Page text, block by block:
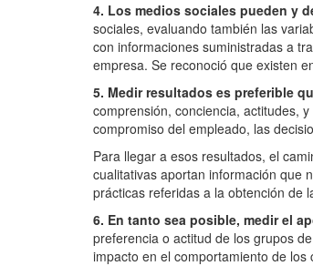
4. Los medios sociales pueden y
sociales, evaluando también las
con informaciones suministradas a
empresa. Se reconoció que existen
5. Medir resultados es preferible
comprensión, conciencia, actitudes,
compromiso del empleado, las
Para llegar a esos resultados, el
cualitativas aportan información que
prácticas referidas a la obtención de
6. En tanto sea posible, medir el
preferencia o actitud de los grupos
impacto en el comportamiento de